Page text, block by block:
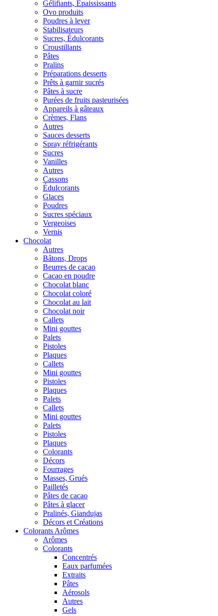
Gélifiants, Épaississants
Ovo produits
Poudres à lever
Stabilisateurs
Sucres, Édulcorants
Croustillants
Pâtes
Pralins
Préparations desserts
Prêts à garnir sucrés
Pâtes à sucre
Purées de fruits pasteurisées
Appareils à gâteaux
Crèmes, Flans
Autres
Sauces desserts
Spray réfrigérants
Sucres
Vanilles
Autres
Cassons
Édulcorants
Glaces
Poudres
Sucres spéciaux
Vergeoises
Vernis
Chocolat
Autres
Bâtons, Drops
Beurres de cacao
Cacao en poudre
Chocolat blanc
Chocolat coloré
Chocolat au lait
Chocolat noir
Callets
Mini gouttes
Palets
Pistoles
Plaques
Callets
Mini gouttes
Pistoles
Plaques
Palets
Callets
Mini gouttes
Palets
Pistoles
Plaques
Colorants
Décors
Fourrages
Masses, Grués
Pailletés
Pâtes de cacao
Pâtes à glacer
Pralinés, Giandujas
Décors et Créations
Colorants Arômes
Arômes
Colorants
Concentrés
Eaux parfumées
Extraits
Pâtes
Aérosols
Autres
Gels